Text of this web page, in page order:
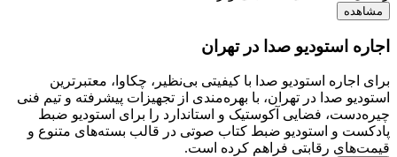
مشاهده
اجاره استودیو صدا در تهران
برای اجاره استودیو صدا با کیفیتی بی‌نظیر، چکاوا، معتبرترین
استودیو صدا در تهران، با بهره‌مندی از تجهیزات پیشرفته و تیم فنی
چیره‌دست، فضایی آکوستیک و استاندارد را برای استودیو ضبط
پادکست و استودیو ضبط کتاب صوتی در قالب بسته‌های متنوع و
قیمت‌های رقابتی فراهم کرده است.